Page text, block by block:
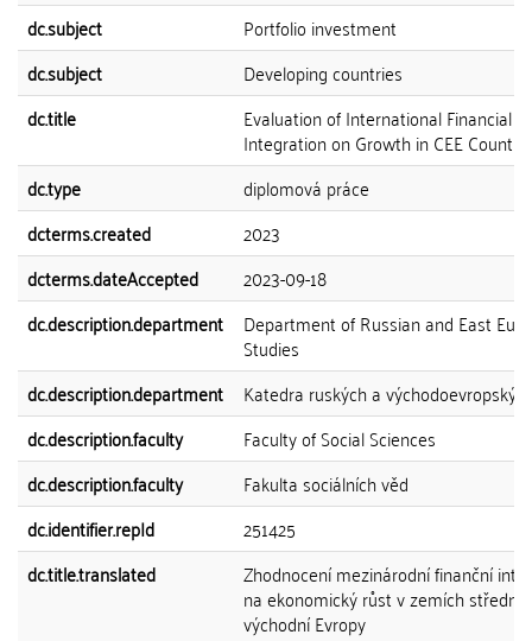
dc.subject
Portfolio investment
dc.subject
Developing countries
dc.title
Evaluation of International Financial
Integration on Growth in CEE
dc.type
diplomová práce
dcterms.created
2023
dcterms.dateAccepted
2023-09-18
dc.description.department
Department of Russian and East
Studies
dc.description.department
Katedra ruských a
dc.description.faculty
Faculty of Social Sciences
dc.description.faculty
Fakulta sociálních věd
dc.identifier.repId
251425
dc.title.translated
Zhodnocení mezinárodní finanční
na ekonomický růst v zemích střední
východní Evropy